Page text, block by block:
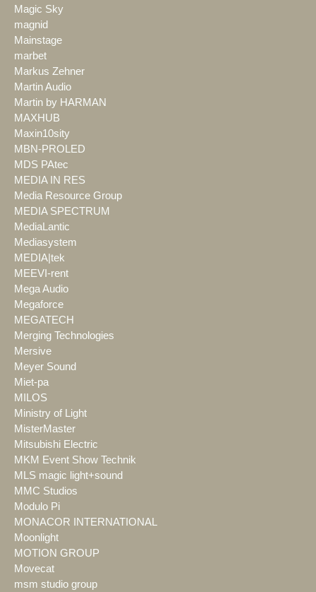
Magic Sky
magnid
Mainstage
marbet
Markus Zehner
Martin Audio
Martin by HARMAN
MAXHUB
Maxin10sity
MBN-PROLED
MDS PAtec
MEDIA IN RES
Media Resource Group
MEDIA SPECTRUM
MediaLantic
Mediasystem
MEDIA|tek
MEEVI-rent
Mega Audio
Megaforce
MEGATECH
Merging Technologies
Mersive
Meyer Sound
Miet-pa
MILOS
Ministry of Light
MisterMaster
Mitsubishi Electric
MKM Event Show Technik
MLS magic light+sound
MMC Studios
Modulo Pi
MONACOR INTERNATIONAL
Moonlight
MOTION GROUP
Movecat
msm studio group